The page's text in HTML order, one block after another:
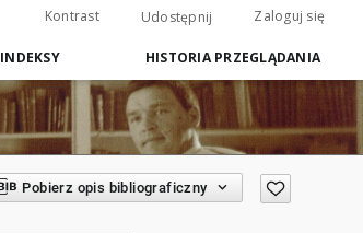
Kontrast Udostępnij Zaloguj się
INDEKSY HISTORIA PRZEGLĄDANIA
Pobierz opis bibliograficzny